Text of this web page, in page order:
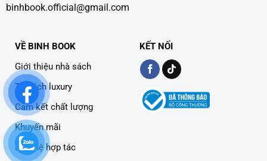
binhbook.official@gmail.com
VỀ BINH BOOK
Giới thiệu nhà sách
Tủ sách luxury
Cam kết chất lượng
Khuyến mãi
Liên hệ hợp tác
KẾT NỐI